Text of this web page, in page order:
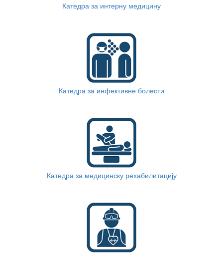
Катедра за интерну медицину
Катедра за инфективне болести
Катедра за медицинску рехабилитацију